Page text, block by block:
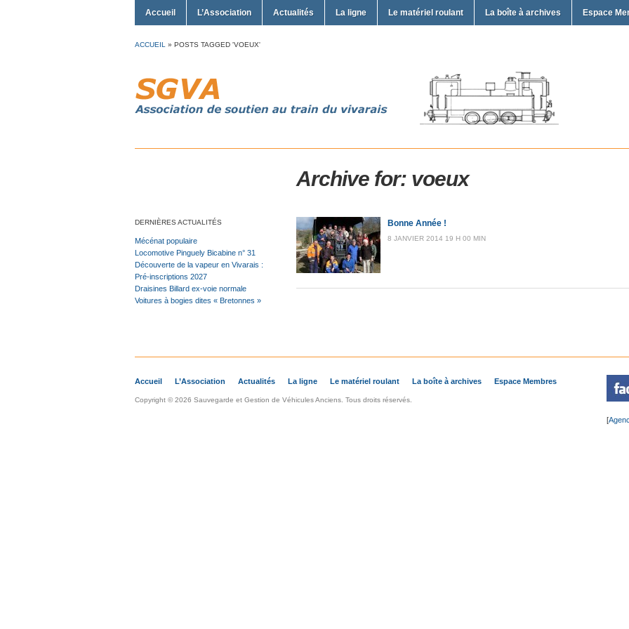
Accueil L’Association Actualités La ligne Le matériel roulant La boîte à archives Espace
ACCUEIL » POSTS TAGGED 'VOEUX'
Archive for: voeux
DERNIÈRES ACTUALITÉS
Mécénat populaire
Locomotive Pinguely Bicabine n° 31
Découverte de la vapeur en Vivarais :
Pré-inscriptions 2027
Draisines Billard ex-voie normale
Voitures à bogies dites « Bretonnes »
Bonne Année !
8 JANVIER 2014 19 H 00 MIN
[
Accueil L’Association Actualités La ligne Le matériel roulant La boîte à archives Espace Membres
Copyright © 2026 Sauvegarde et Gestion de Véhicules Anciens. Tous droits réservés.